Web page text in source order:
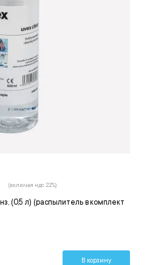
(0,5 л) (распылитель в комплект
(включая ндс 22%)
В корзину